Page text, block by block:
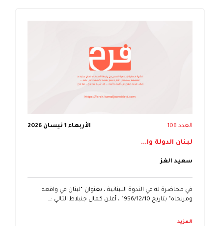
العدد 108 الأربعاء 1 نيسان 2026
لبنان الدولة وا...
سعيد الغز
في محاضرة له في الندوة اللبنانية ، بعنوان “لبنان في واقعه
ومرتجاه” بتاريخ 10‏/12‏/1956 ، أعلن كمال جنبلاط التالي :…
المزيد